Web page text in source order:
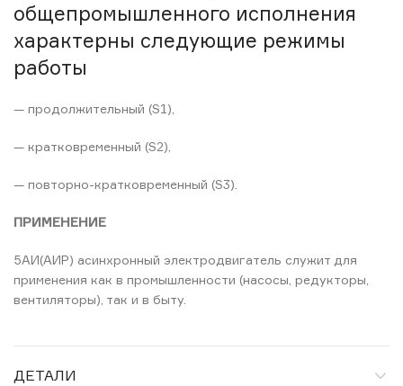
общепромышленного исполнения
характерны следующие режимы
работы
— продолжительный (S1),
— кратковременный (S2),
— повторно-кратковременный (S3).
ПРИМЕНЕНИЕ
5АИ(АИР) асинхронный электродвигатель служит для
применения как в промышленности (насосы, редукторы,
вентиляторы), так и в быту.
ДЕТАЛИ